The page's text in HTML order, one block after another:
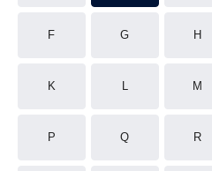
F G H
K L M
P Q R